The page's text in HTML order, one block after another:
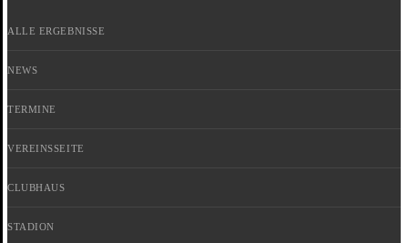
ALLE ERGEBNISSE
NEWS
TERMINE
VEREINSSEITE
CLUBHAUS
STADION